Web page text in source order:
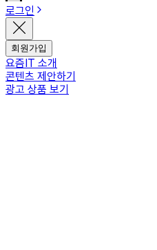
로그인
회원가입
요즘IT 소개
콘텐츠 제안하기
광고 상품 보기